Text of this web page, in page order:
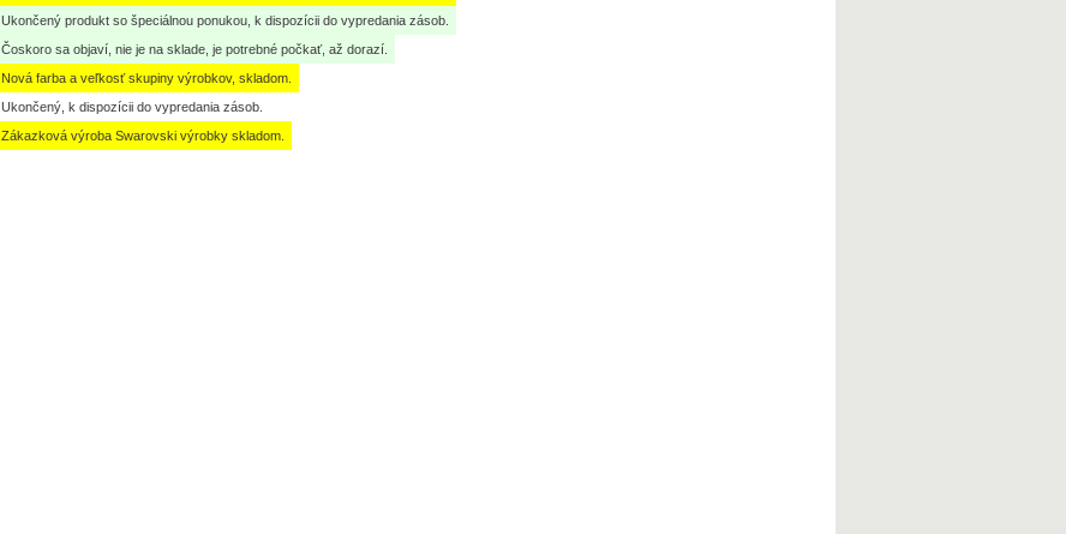
Ukončený produkt so špeciálnou ponukou, k dispozícii do vypredania zásob.
Čoskoro sa objaví, nie je na sklade, je potrebné počkať, až dorazí.
Nová farba a veľkosť skupiny výrobkov, skladom.
Ukončený, k dispozícii do vypredania zásob.
Zákazková výroba Swarovski výrobky skladom.